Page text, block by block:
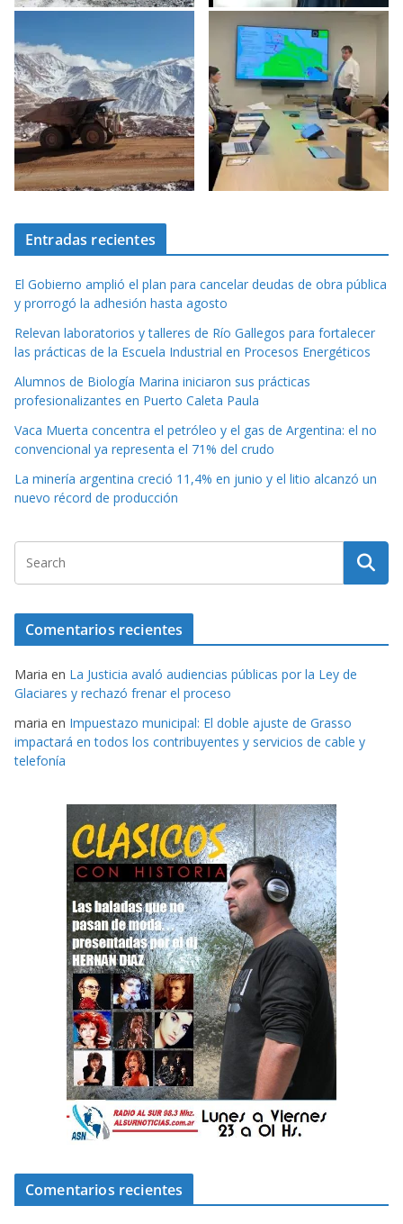
Entradas recientes
El Gobierno amplió el plan para cancelar deudas de obra pública
y prorrogó la adhesión hasta agosto
Relevan laboratorios y talleres de Río Gallegos para fortalecer
las prácticas de la Escuela Industrial en Procesos Energéticos
Alumnos de Biología Marina iniciaron sus prácticas
profesionalizantes en Puerto Caleta Paula
Vaca Muerta concentra el petróleo y el gas de Argentina: el no
convencional ya representa el 71% del crudo
La minería argentina creció 11,4% en junio y el litio alcanzó un
nuevo récord de producción
Comentarios recientes
Maria en La Justicia avaló audiencias públicas por la Ley de
Glaciares y rechazó frenar el proceso
maria en Impuestazo municipal: El doble ajuste de Grasso
impactará en todos los contribuyentes y servicios de cable y
telefonía
Comentarios recientes